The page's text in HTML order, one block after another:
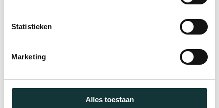
Statistieken
Marketing
Alles toestaan
monumentale steunpilaar, als blijk van je steun
Meer informatie over Steunpilaren